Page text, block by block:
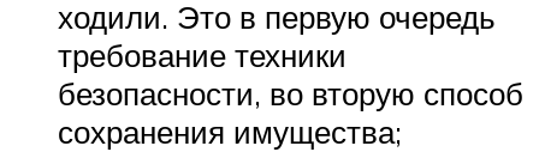
ходили. Это в первую очередь
требование техники
безопасности, во вторую способ
сохранения имущества;